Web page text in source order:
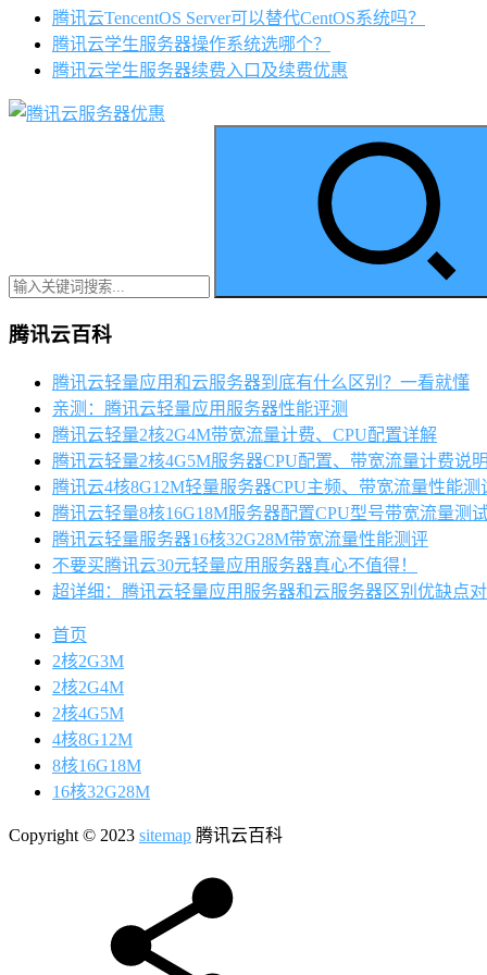
腾讯云TencentOS Server可以替代CentOS系统吗？
腾讯云学生服务器操作系统选哪个？
腾讯云学生服务器续费入口及续费优惠
腾讯云百科
腾讯云轻量应用和云服务器到底有什么区别？一看就懂
亲测：腾讯云轻量应用服务器性能评测
腾讯云轻量2核2G4M带宽流量计费、CPU配置详解
腾讯云轻量2核4G5M服务器CPU配置、带宽流量计费说
腾讯云4核8G12M轻量服务器CPU主频、带宽流量性能测
腾讯云轻量8核16G18M服务器配置CPU型号带宽流量测
腾讯云轻量服务器16核32G28M带宽流量性能测评
不要买腾讯云30元轻量应用服务器真心不值得！
超详细：腾讯云轻量应用服务器和云服务器区别优缺点
首页
2核2G3M
2核2G4M
2核4G5M
4核8G12M
8核16G18M
16核32G28M
Copyright © 2023 sitemap 腾讯云百科